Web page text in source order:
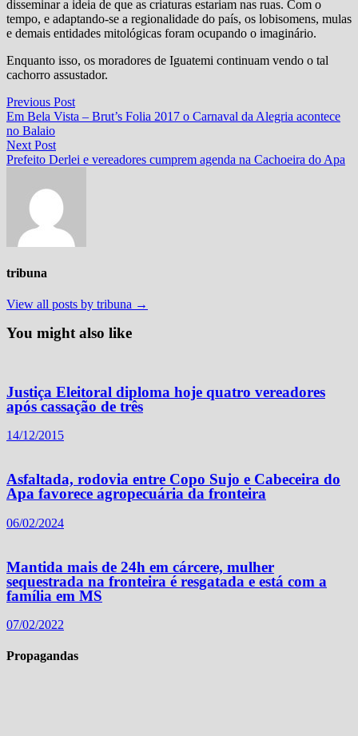
disseminar a ideia de que as criaturas estariam nas ruas. Com o
tempo, e adaptando-se a regionalidade do país, os lobisomens, mulas
e demais entidades mitológicas foram ocupando o imaginário.
Enquanto isso, os moradores de Iguatemi continuam vendo o tal
cachorro assustador.
Navegação
de
Post
Previous PostPrevious
post:
Em Bela Vista – Brut’s Folia 2017 o Carnaval da Alegria acontece
no Balaio
Next PostNext
post:
Prefeito Derlei e vereadores cumprem agenda na Cachoeira do Apa
tribuna
View all posts by tribuna →
You might also like
Justiça Eleitoral diploma hoje quatro vereadores
após cassação de três
14/12/2015
Asfaltada, rodovia entre Copo Sujo e Cabeceira do
Apa favorece agropecuária da fronteira
06/02/2024
Mantida mais de 24h em cárcere, mulher
sequestrada na fronteira é resgatada e está com a
família em MS
07/02/2022
Propagandas